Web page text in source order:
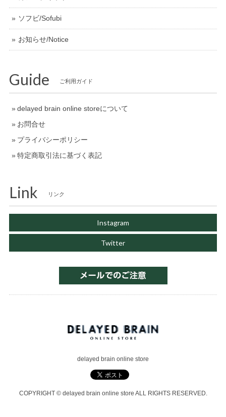
ソフビ/Sofubi
お知らせ/Notice
Guide ご利用ガイド
delayed brain online storeについて
お問合せ
プライバシーポリシー
特定商取引法に基づく表記
Link リンク
Instagram
Twitter
delayed brain online store
COPYRIGHT © delayed brain online store ALL RIGHTS RESERVED.